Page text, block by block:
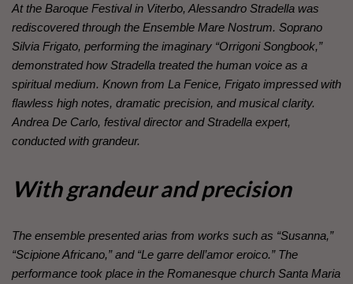
At the Baroque Festival in Viterbo, Alessandro Stradella was
rediscovered through the Ensemble Mare Nostrum. Soprano
Silvia Frigato, performing the imaginary “Orrigoni Songbook,”
demonstrated how Stradella treated the human voice as a
spiritual medium. Known from La Fenice, Frigato impressed with
flawless high notes, dramatic precision, and musical clarity.
Andrea De Carlo, festival director and Stradella expert,
conducted with grandeur.
With grandeur and precision
The ensemble presented arias from works such as “Susanna,”
“Scipione Africano,” and “Le garre dell’amor eroico.” The
performance took place in the Romanesque church Santa Maria